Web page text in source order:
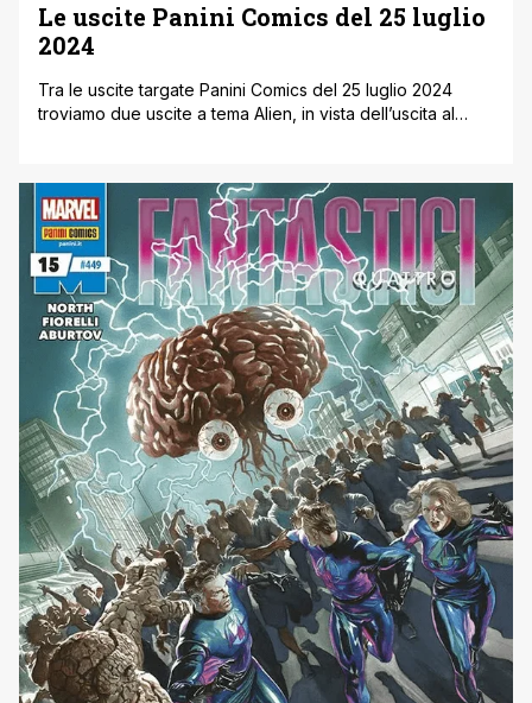
Le uscite Panini Comics del 25 luglio
2024
Tra le uscite targate Panini Comics del 25 luglio 2024
troviamo due uscite a tema Alien, in vista dell’uscita al
e André Lima Araujo e continua la saga crossover di Star
Wars Droidi Oscuri con le storie [']